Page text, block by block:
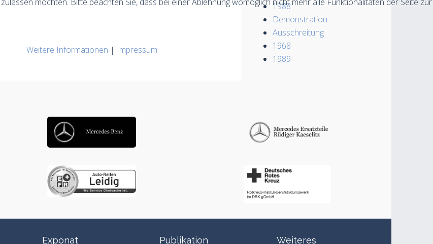
1988
Demonstration
Ausschreitung
1968
1989
Exponat Publikation Weiteres
Weitere Informationen | Impressum